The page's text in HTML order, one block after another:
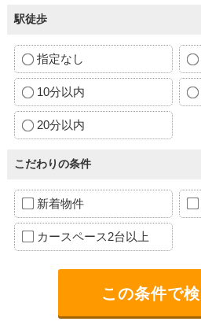
駅徒歩
指定なし
10分以内
20分以内
こだわりの条件
新着物件
カースペース2台以上